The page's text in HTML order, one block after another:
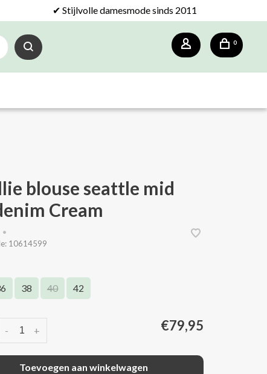
✔ Stijlvolle damesmode sinds 2011
0
blouse seattle mid
Cream
•
10614599
38 40 42
+
- €79,95
Toevoegen aan winkelwagen